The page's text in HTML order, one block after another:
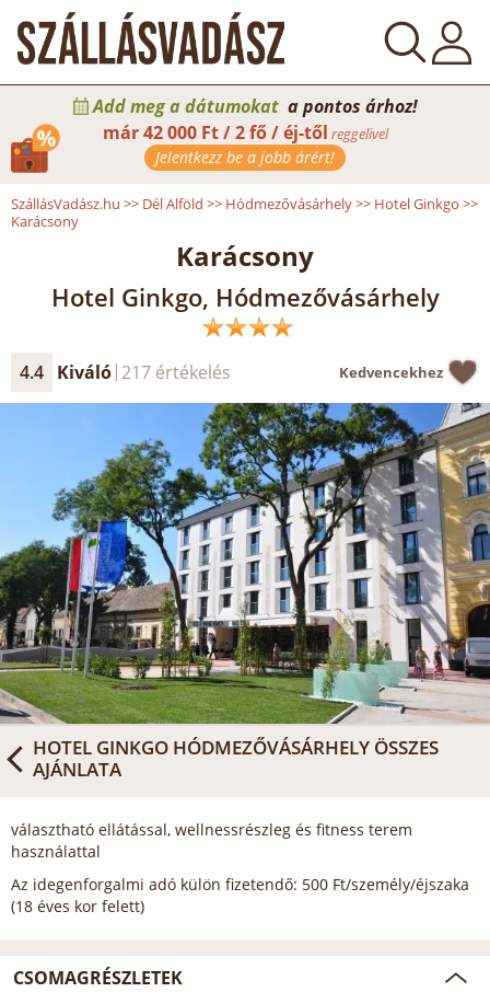
Add meg a dátumokat a pontos árhoz!
már42 000 Ft / 2 fő / éj-től reggelivel
Jelentkezz be a jobb árért!
SzállásVadász.hu >> Dél Alföld >> Hódmezővásárhely>> Hotel Ginkgo >>
Karácsony
Karácsony
Hotel Ginkgo, Hódmezővásárhely
4.4 Kiváló 217 értékelés Kedvencekhez
HOTEL GINKGO HÓDMEZŐVÁSÁRHELY ÖSSZES
AJÁNLATA
választható ellátással, wellnessrészleg és fitness terem
használattal
Az idegenforgalmi adó külön fizetendő: 500 Ft/személy/éjszaka
(18 éves kor felett)
CSOMAGRÉSZLETEK